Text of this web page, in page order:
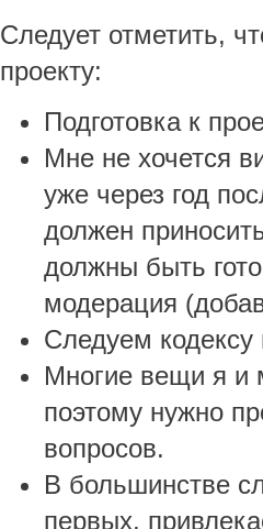
Следует отметить,
проекту:
Подготовка к
Мне не хочется
уже через год
должен
должны быть
модерация
Следуем кодексу
Многие вещи я и
поэтому нужно
вопросов.
В большинстве
первых,